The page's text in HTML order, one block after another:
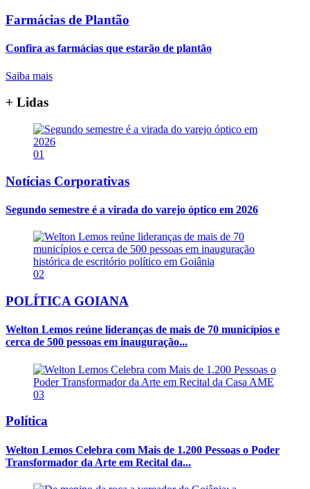
Farmácias de Plantão
Confira as farmácias que estarão de plantão
Saiba mais
+ Lidas
01
Notícias Corporativas
Segundo semestre é a virada do varejo óptico em 2026
02
POLÍTICA GOIANA
Welton Lemos reúne lideranças de mais de 70 municípios e
cerca de 500 pessoas em inauguração...
03
Política
Welton Lemos Celebra com Mais de 1.200 Pessoas o Poder
Transformador da Arte em Recital da...